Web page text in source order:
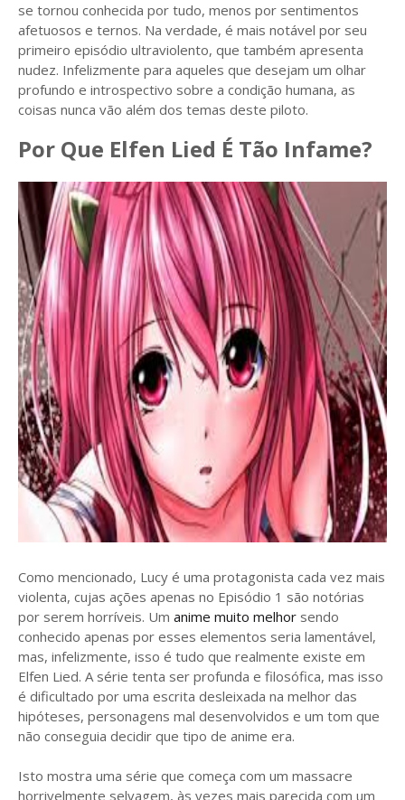
se tornou conhecida por tudo, menos por sentimentos
afetuosos e ternos. Na verdade, é mais notável por seu
primeiro episódio ultraviolento, que também apresenta
nudez. Infelizmente para aqueles que desejam um olhar
profundo e introspectivo sobre a condição humana, as
coisas nunca vão além dos temas deste piloto.
Por Que Elfen Lied É Tão Infame?
Como mencionado, Lucy é uma protagonista cada vez mais
violenta, cujas ações apenas no Episódio 1 são notórias
por serem horríveis. Um anime muito melhor sendo
conhecido apenas por esses elementos seria lamentável,
mas, infelizmente, isso é tudo que realmente existe em
Elfen Lied. A série tenta ser profunda e filosófica, mas isso
é dificultado por uma escrita desleixada na melhor das
hipóteses, personagens mal desenvolvidos e um tom que
não conseguia decidir que tipo de anime era.
Isto mostra uma série que começa com um massacre
horrivelmente selvagem, às vezes mais parecida com um